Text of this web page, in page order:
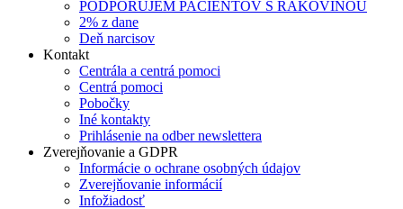
PODPORUJEM PACIENTOV S RAKOVINOU
2% z dane
Deň narcisov
Kontakt
Centrála a centrá pomoci
Centrá pomoci
Pobočky
Iné kontakty
Prihlásenie na odber newslettera
Zverejňovanie a GDPR
Informácie o ochrane osobných údajov
Zverejňovanie informácií
Infožiadosť